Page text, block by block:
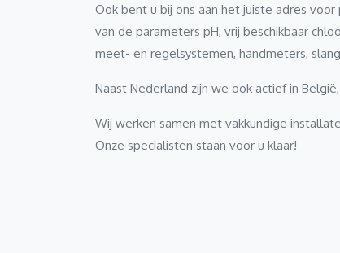
Ook bent u bij ons aan het juiste adres
van de parameters pH, vrij beschikbaar
meet- en regelsystemen, handmeters,
Naast Nederland zijn we ook actief in België,
Wij werken samen met vakkundige
Onze specialisten staan voor u klaar!